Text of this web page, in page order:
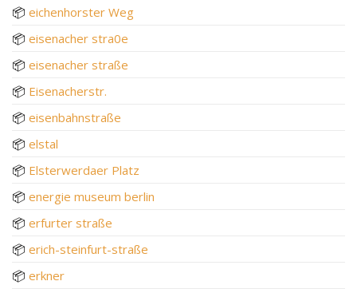
📦 eichenhorster Weg
📦 eisenacher stra0e
📦 eisenacher straße
📦 Eisenacherstr.
📦 eisenbahnstraße
📦 elstal
📦 Elsterwerdaer Platz
📦 energie museum berlin
📦 erfurter straße
📦 erich-steinfurt-straße
📦 erkner